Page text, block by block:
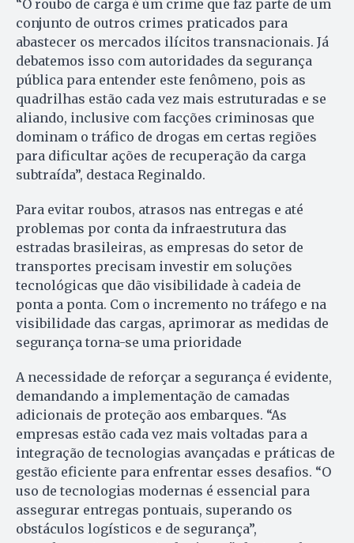
“O roubo de carga é um crime que faz parte de um
conjunto de outros crimes praticados para
abastecer os mercados ilícitos transnacionais. Já
debatemos isso com autoridades da segurança
pública para entender este fenômeno, pois as
quadrilhas estão cada vez mais estruturadas e se
aliando, inclusive com facções criminosas que
dominam o tráfico de drogas em certas regiões
para dificultar ações de recuperação da carga
subtraída”, destaca Reginaldo.
Para evitar roubos, atrasos nas entregas e até
problemas por conta da infraestrutura das
estradas brasileiras, as empresas do setor de
transportes precisam investir em soluções
tecnológicas que dão visibilidade à cadeia de
ponta a ponta. Com o incremento no tráfego e na
visibilidade das cargas, aprimorar as medidas de
segurança torna-se uma prioridade
A necessidade de reforçar a segurança é evidente,
demandando a implementação de camadas
adicionais de proteção aos embarques. “As
empresas estão cada vez mais voltadas para a
integração de tecnologias avançadas e práticas de
gestão eficiente para enfrentar esses desafios. “O
uso de tecnologias modernas é essencial para
assegurar entregas pontuais, superando os
obstáculos logísticos e de segurança”,